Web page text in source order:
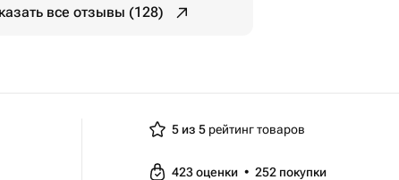
все отзывы (128)
5 из 5 рейтинг товаров
423оценки • 252 покупки